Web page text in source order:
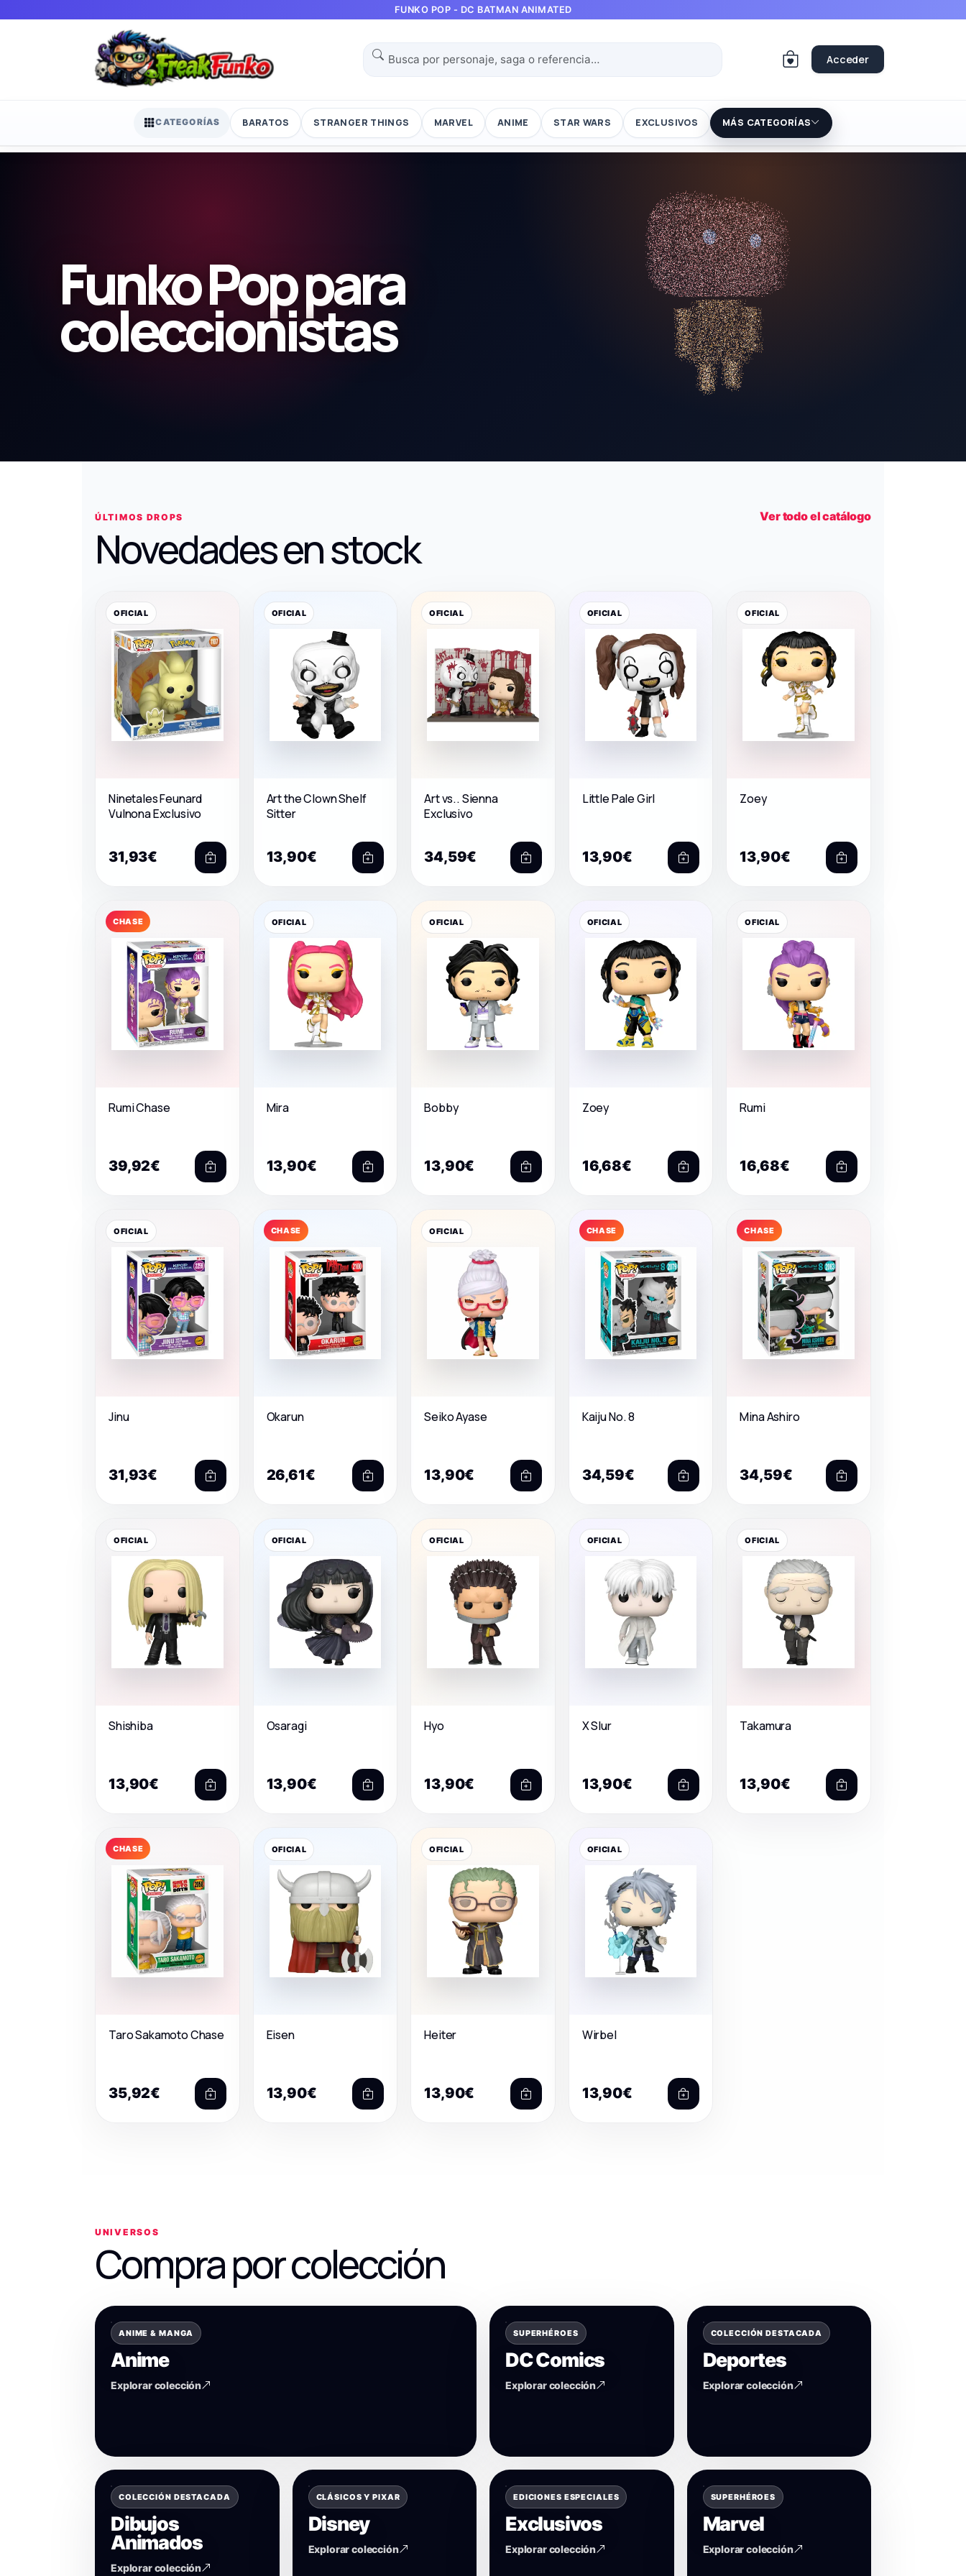
FUNKO POP - DC BATMAN ANIMATED
Acceder
CATEGORÍAS BARATOS STRANGER THINGS MARVEL ANIME STAR WARS EXCLUSIVOS MÁS CATEGORÍAS
Funko Pop para
coleccionistas
ÚLTIMOS DROPS
Novedades en stock
Ver todo el catálogo
OFICIAL
Ninetales Feunard
Vulnona Exclusivo
31,93€
OFICIAL
Art the Clown Shelf
Sitter
13,90€
OFICIAL
Art vs.. Sienna
Exclusivo
34,59€
OFICIAL
Little Pale Girl
13,90€
OFICIAL
Zoey
13,90€
CHASE
Rumi Chase
39,92€
OFICIAL
Mira
13,90€
OFICIAL
Bobby
13,90€
OFICIAL
Zoey
16,68€
OFICIAL
Rumi
16,68€
OFICIAL
Jinu
31,93€
CHASE
Okarun
26,61€
OFICIAL
Seiko Ayase
13,90€
CHASE
Kaiju No. 8
34,59€
CHASE
Mina Ashiro
34,59€
OFICIAL
Shishiba
13,90€
OFICIAL
Osaragi
13,90€
OFICIAL
Hyo
13,90€
OFICIAL
X Slur
13,90€
OFICIAL
Takamura
13,90€
CHASE
Taro Sakamoto Chase
35,92€
OFICIAL
Eisen
13,90€
OFICIAL
Heiter
13,90€
OFICIAL
Wirbel
13,90€
UNIVERSOS
Compra por colección
ANIME & MANGA
Anime
Explorar colección
SUPERHÉROES
DC Comics
Explorar colección
COLECCIÓN DESTACADA
Deportes
Explorar colección
COLECCIÓN DESTACADA
Dibujos
Animados
Explorar colección
CLÁSICOS Y PIXAR
Disney
Explorar colección
EDICIONES ESPECIALES
Exclusivos
Explorar colección
SUPERHÉROES
Marvel
Explorar colección